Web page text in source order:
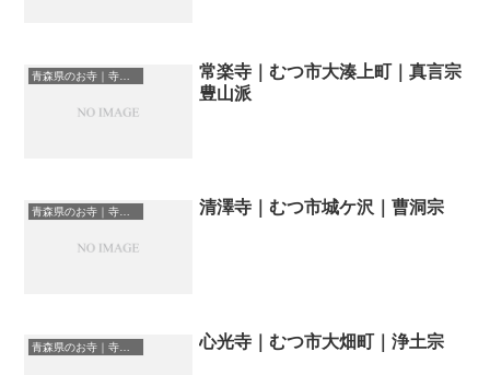
青森県のお寺｜寺院一覧
常楽寺｜むつ市大湊上町｜真言宗
豊山派
青森県のお寺｜寺院一覧 清澤寺｜むつ市城ケ沢｜曹洞宗
青森県のお寺｜寺院一覧 心光寺｜むつ市大畑町｜浄土宗